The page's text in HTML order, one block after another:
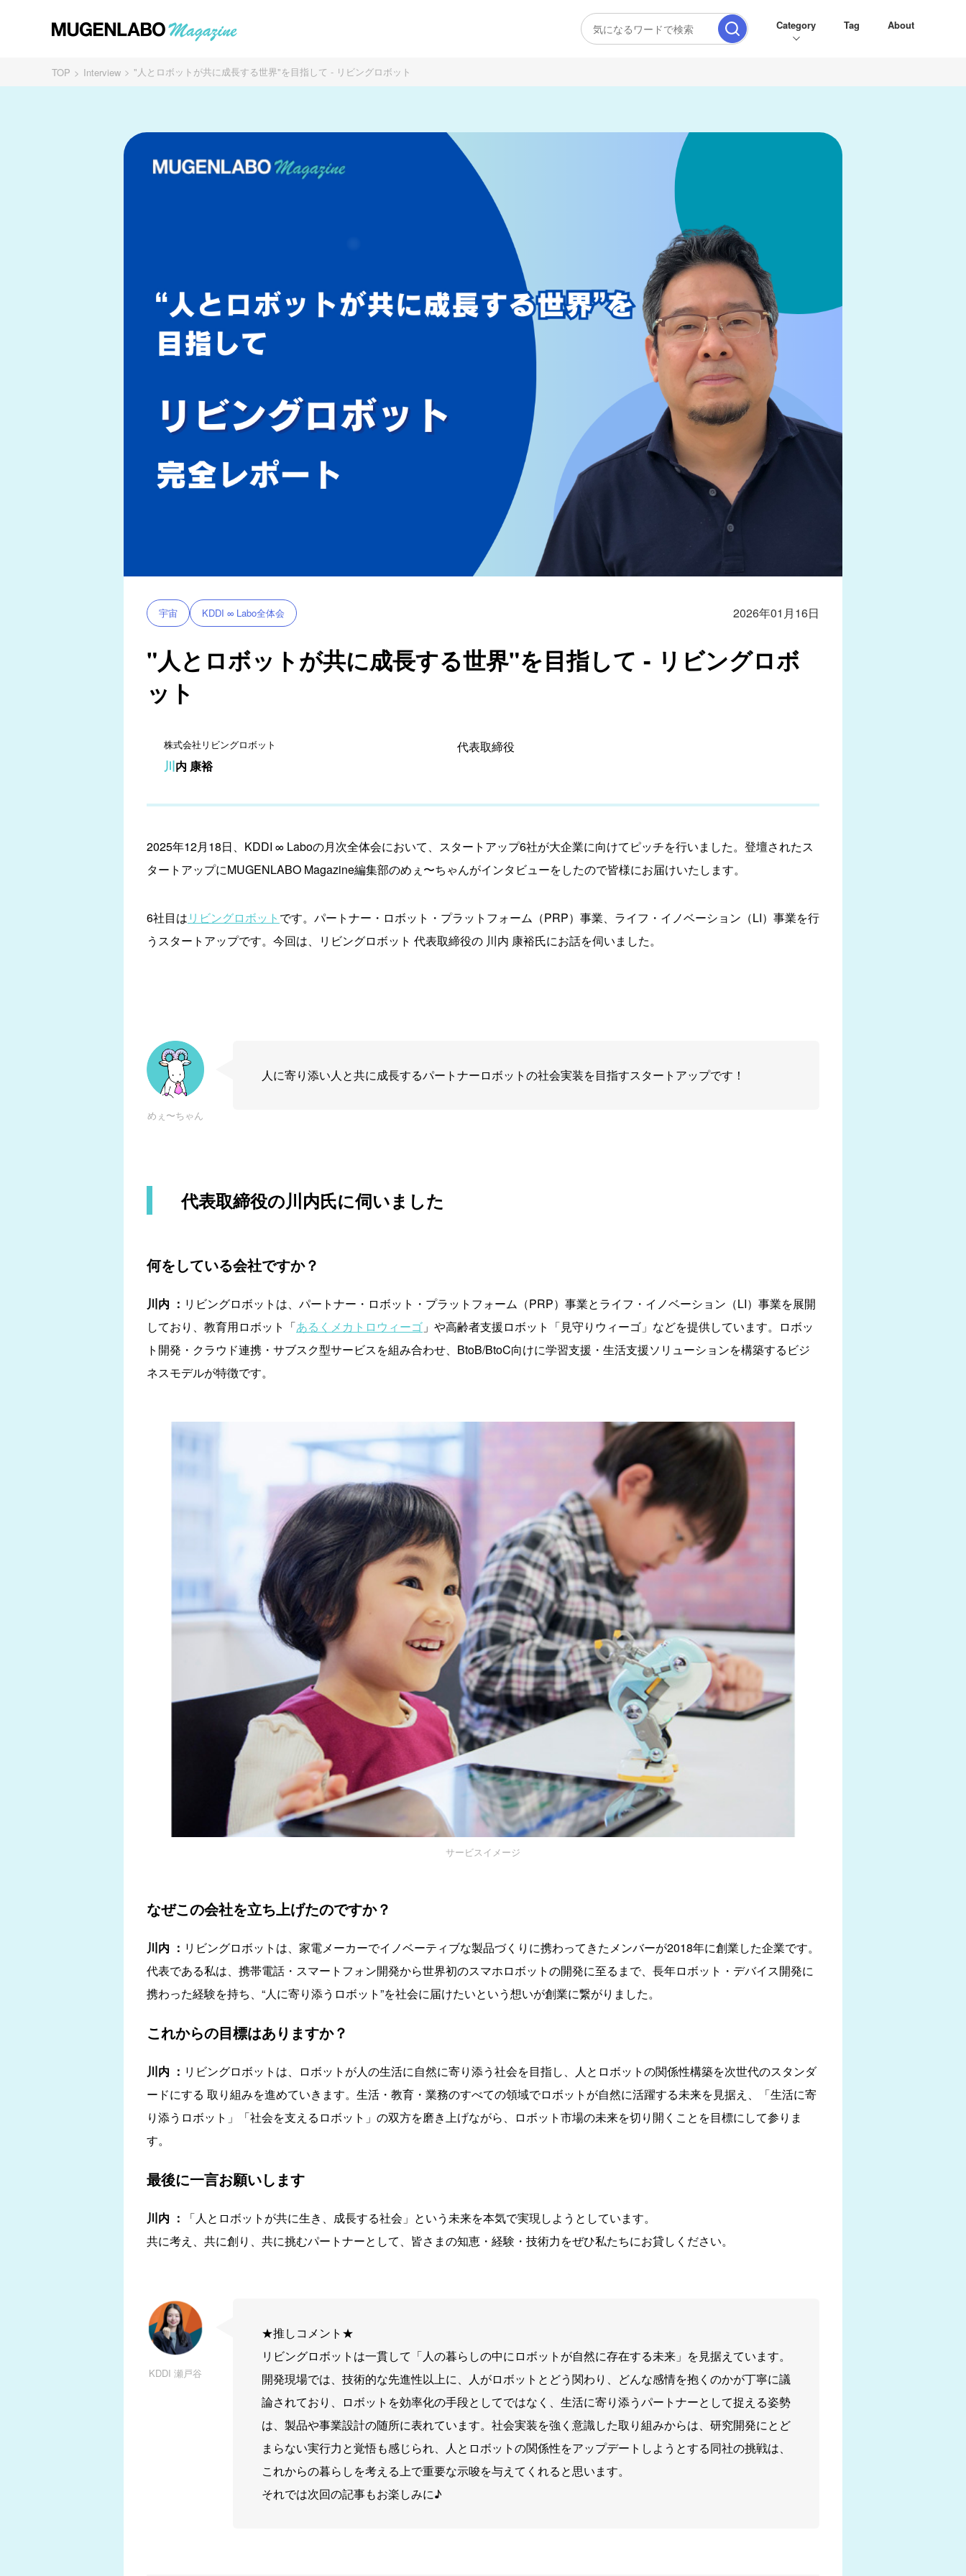
Category Tag About
TOP Interview "人とロボットが共に成長する世界"を目指して - リビングロボット
宇宙 KDDI ∞ Labo全体会 2026年01月16日
"人とロボットが共に成長する世界"を目指して - リビングロボ
ット
株式会社リビングロボット
川内 康裕
代表取締役
2025年12月18日、KDDI ∞ Laboの月次全体会において、スタートアップ6社が大企業に向けてピッチを行いました。登壇されたス
タートアップにMUGENLABO Magazine編集部のめぇ〜ちゃんがインタビューをしたので皆様にお届けいたします。
6社目はリビングロボット です。パートナー・ロボット・プラットフォーム（PRP）事業、ライフ・イノベーション（LI）事業を行
うスタートアップです。今回は、リビングロボット 代表取締役の 川内 康裕氏にお話を伺いました。
めぇ〜ちゃん
人に寄り添い人と共に成長するパートナーロボットの社会実装を目指すスタートアップです！
代表取締役の川内氏に伺いました
何をしている会社ですか？
川内 ： リビングロボットは、パートナー・ロボット・プラットフォーム（PRP）事業とライフ・イノベーション（LI）事業を展開
しており、教育用ロボット「あるくメカトロウィーゴ 」や高齢者支援ロボット「見守りウィーゴ」などを提供しています。ロボッ
ト開発・クラウド連携・サブスク型サービスを組み合わせ、BtoB/BtoC向けに学習支援・生活支援ソリューションを構築するビジ
ネスモデルが特徴です。
サービスイメージ
なぜこの会社を立ち上げたのですか？
川内 ： リビングロボットは、家電メーカーでイノベーティブな製品づくりに携わってきたメンバーが2018年に創業した企業です。
代表である私は、携帯電話・スマートフォン開発から世界初のスマホロボットの開発に至るまで、長年ロボット・デバイス開発に
携わった経験を持ち、“人に寄り添うロボット”を社会に届けたいという想いが創業に繋がりました。
これからの目標はありますか？
川内 ： リビングロボットは、ロボットが人の生活に自然に寄り添う社会を目指し、人とロボットの関係性構築を次世代のスタンダ
ードにする 取り組みを進めていきます。生活・教育・業務のすべての領域でロボットが自然に活躍する未来を見据え、「生活に寄
り添うロボット」「社会を支えるロボット」の双方を磨き上げながら、ロボット市場の未来を切り開くことを目標にして参りま
す。
最後に一言お願いします
川内 ：
「人とロボットが共に生き、成長する社会」という未来を本気で実現しようとしています。
共に考え、共に創り、共に挑むパートナーとして、皆さまの知恵・経験・技術力をぜひ私たちにお貸しください。
KDDI 瀬戸谷
★推しコメント★
リビングロボットは一貫して「人の暮らしの中にロボットが自然に存在する未来」を見据えています。
開発現場では、技術的な先進性以上に、人がロボットとどう関わり、どんな感情を抱くのかが丁寧に議
論されており、ロボットを効率化の手段としてではなく、生活に寄り添うパートナーとして捉える姿勢
は、製品や事業設計の随所に表れています。社会実装を強く意識した取り組みからは、研究開発にとど
まらない実行力と覚悟も感じられ、人とロボットの関係性をアップデートしようとする同社の挑戦は、
これからの暮らしを考える上で重要な示唆を与えてくれると思います。
それでは次回の記事もお楽しみに♪